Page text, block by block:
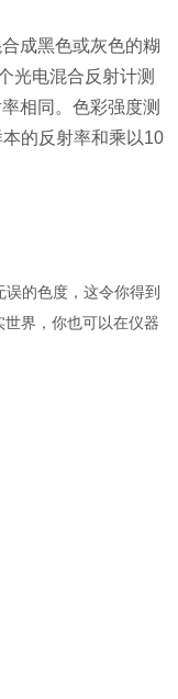
成黑色或灰色的糊
光电混合反射计测
相同。色彩强度测
的反射率和乘以10
的色度，这令你得到
界，你也可以在仪器